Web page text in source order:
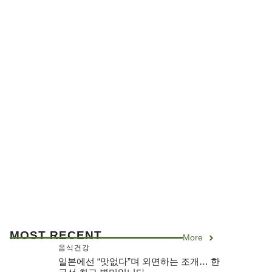
MOST RECENT More
음식건강
일본에선 “맛없다”며 외면하는 조개… 한